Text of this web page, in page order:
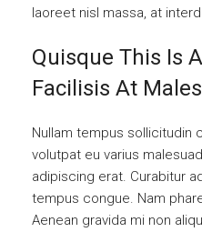
laoreet nisl massa, at
Quisque This Is
Facilisis At
Nullam tempus sollicitudin
volutpat eu varius
adipiscing erat. Curabitur
tempus congue. Nam
Aenean gravida mi non